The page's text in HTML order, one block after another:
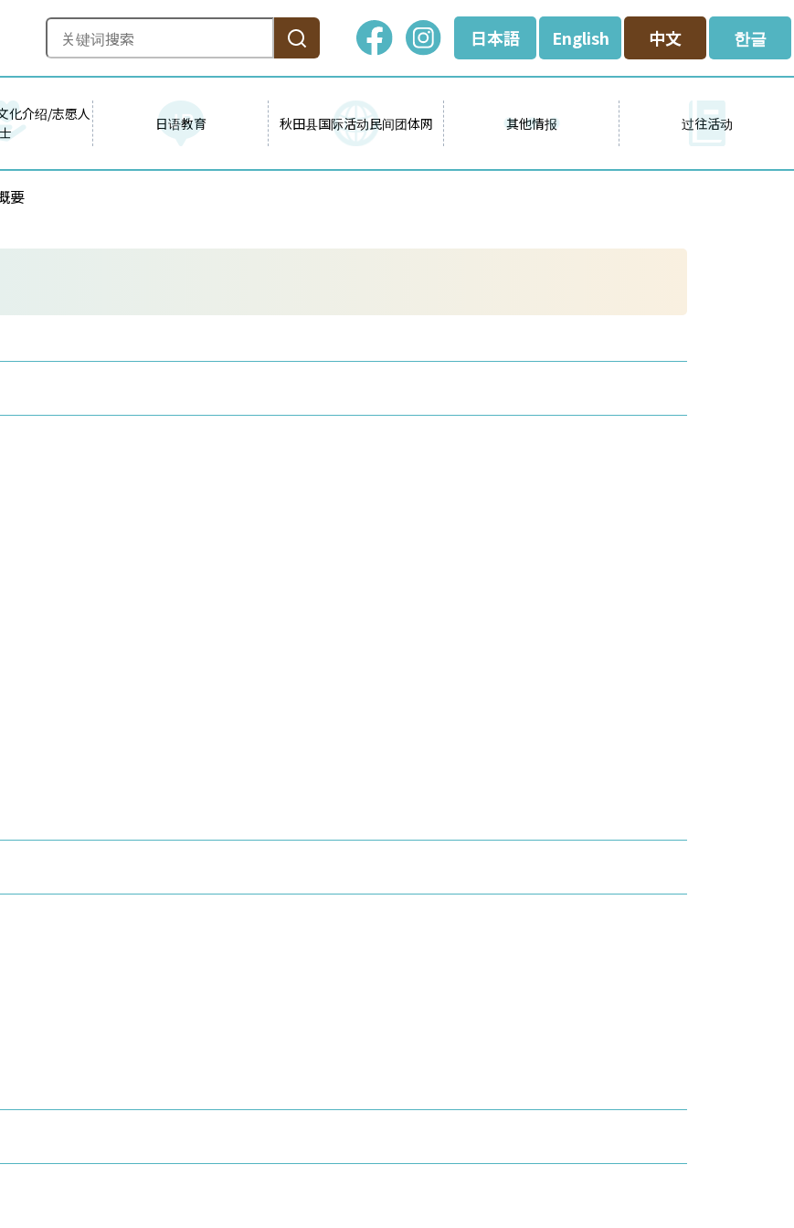
日本語 English 中文 한글
化介绍/志愿人
士
日语教育 秋田县国际活动民间团体网 其他情报 过往活动
要